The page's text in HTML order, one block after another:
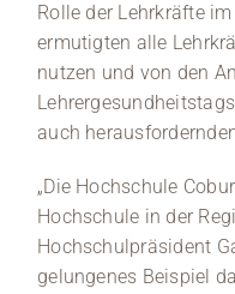
Rolle der Lehrkräfte
ermutigten alle
nutzen und von den
auch
„Die Hochschule
Hochschule in der
Hochschulpräsident
gelungenes Beispiel